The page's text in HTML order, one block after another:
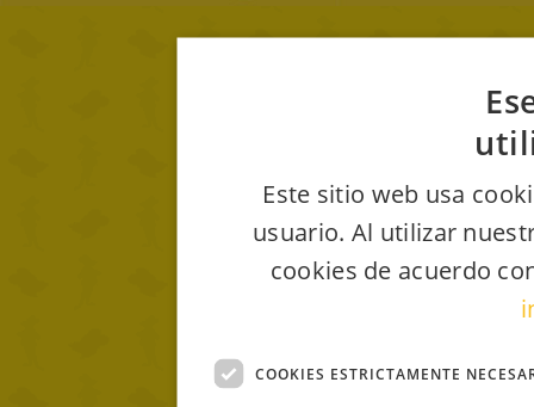
Este sitio web usa
usuario. Al utilizar
cookies de acuerdo
COOKIES ESTRICTAMENTE